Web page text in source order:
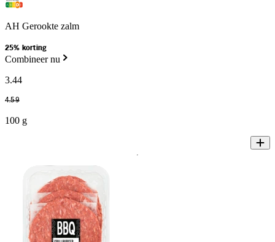
AH Gerookte zalm
25% korting
Combineer nu
3.44
4.59
100 g